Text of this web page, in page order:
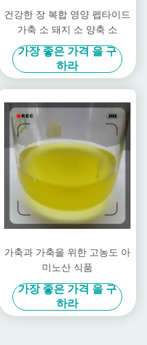
건강한 장 복합 영양 펩타이드
가축 소 돼지 소 양축 소
가장 좋은 가격 을 구
하라
가축과 가축을 위한 고농도 아
미노산 식품
가장 좋은 가격 을 구
하라